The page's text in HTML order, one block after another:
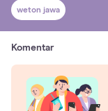
weton jawa
Komentar